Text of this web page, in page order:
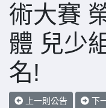
術大賽
體 兒少
名!
上一則公告 下